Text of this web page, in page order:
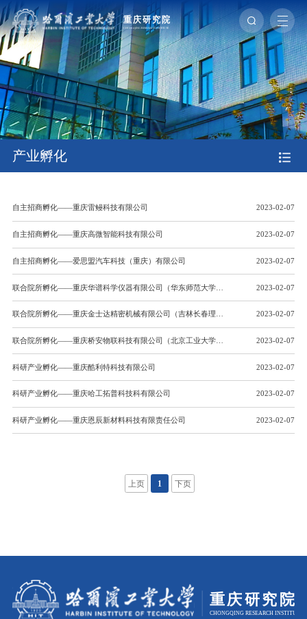
产业孵化
自主招商孵化——重庆雷鳗科技有限公司 2023-02-07
自主招商孵化——重庆高微智能科技有限公司 2023-02-07
自主招商孵化——爱思盟汽车科技（重庆）有限公司 2023-02-07
联合院所孵化——重庆华谱科学仪器有限公司（华东师范大学重庆研究院） 2023-02-07
2023-02-07
联合院所孵化——重庆桥安物联科技有限公司（北京工业大学重庆研究院） 2023-02-07
科研产业孵化——重庆酷利特科技有限公司 2023-02-07
科研产业孵化——重庆哈工拓普科技科有限公司 2023-02-07
科研产业孵化——重庆恩辰新材料科技有限责任公司 2023-02-07
上页 1 下页